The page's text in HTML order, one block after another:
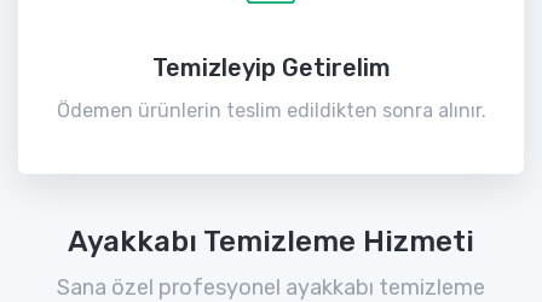
Temizleyip Getirelim
Ödemen ürünlerin teslim edildikten sonra alınır.
Ayakkabı Temizleme Hizmeti
Sana özel profesyonel ayakkabı temizleme